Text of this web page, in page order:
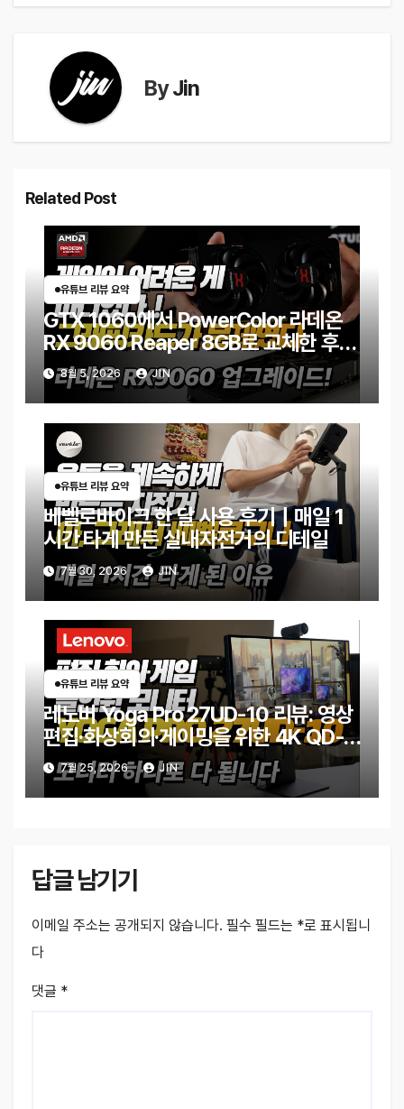
ByJin
Related Post
유튜브 리뷰 요약
GTX 1060에서 PowerColor 라데온
RX 9060 Reaper 8GB로 교체한 후기
｜엘든링·몬스터 헌터 와일즈 체감 변화
8월 5, 2026 JIN
유튜브 리뷰 요약
베벨로바이크 한 달 사용 후기｜매일 1
시간 타게 만든 실내자전거의 디테일
7월 30, 2026 JIN
유튜브 리뷰 요약
레노버 Yoga Pro 27UD-10 리뷰: 영상
편집·화상회의·게이밍을 위한 4K QD-
OLED 모니터
7월 25, 2026 JIN
답글 남기기
이메일 주소는 공개되지 않습니다. 필수 필드는 *로 표시됩니
다
댓글 *